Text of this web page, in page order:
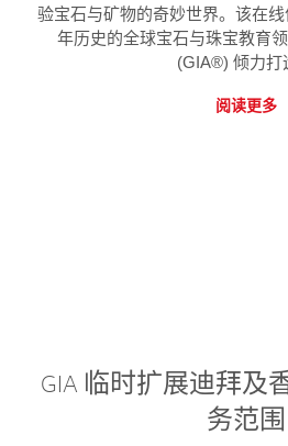
验宝石与矿物的奇妙世界。该在
年历史的全球宝石与珠宝教育
(GIA®) 倾力打
阅读更多
GIA 临时扩展迪拜及
务范围